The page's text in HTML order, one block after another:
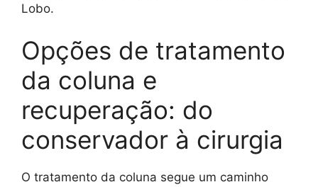
Lobo.
Opções de tratamento
da coluna e
recuperação: do
conservador à cirurgia
O tratamento da coluna segue um caminho